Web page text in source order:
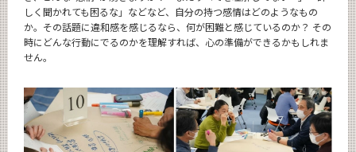
しく聞かれても困るな」などなど、自分の持つ感情はどのようなもの
か。その話題に違和感を感じるなら、何が困難と感じているのか？ その
時にどんな行動にでるのかを理解すれば、心の準備ができるかもしれま
せん。